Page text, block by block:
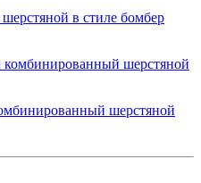
в стиле бомбер
шерстяной